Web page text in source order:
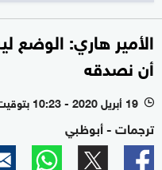
الأمير هاري: الوضع
أن نصدقه
l 19 أبريل 2020 - 10:23 بتوقيت أبوظبي
ترجمات - أبوظبي